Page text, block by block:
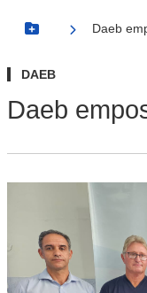
Botão Menu
Daeb
DAEB
Daeb